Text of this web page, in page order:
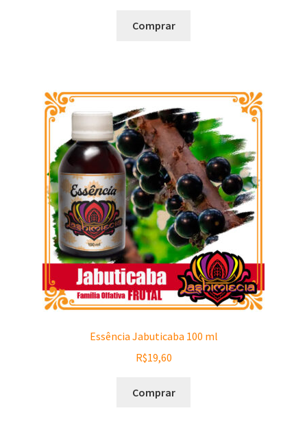
Comprar
Essência Jabuticaba 100 ml
R$19,60
Comprar